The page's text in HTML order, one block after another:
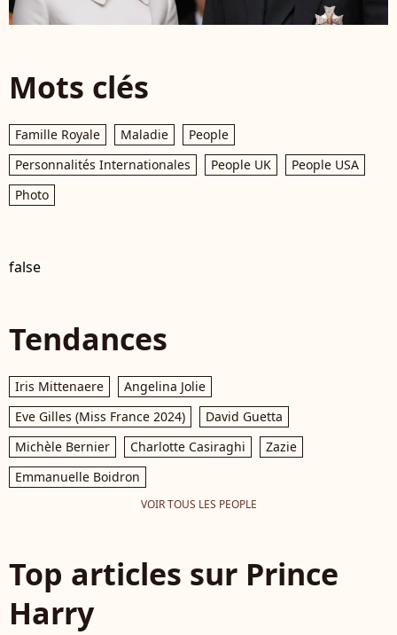
Mots clés
Famille Royale Maladie
People
Personnalités Internationales
People UK
People USA
Photo
false
Tendances
Iris Mittenaere
Angelina Jolie
Eve Gilles (Miss France 2024)
David Guetta
Michèle Bernier
Charlotte Casiraghi
Zazie
Emmanuelle Boidron
VOIR TOUS LES PEOPLE
Top articles sur Prince
Harry